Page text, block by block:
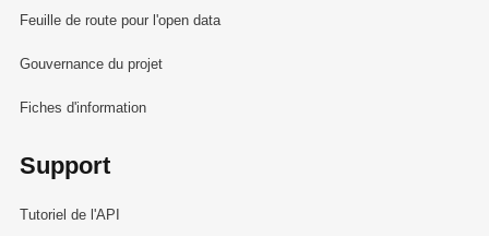
Feuille de route pour l'open data
Gouvernance du projet
Fiches d'information
Support
Tutoriel de l'API